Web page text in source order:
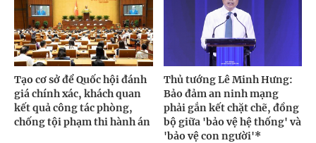
Tạo cơ sở để Quốc hội đánh
giá chính xác, khách quan
kết quả công tác phòng,
chống tội phạm thi hành án
Thủ tướng Lê Minh Hưng:
Bảo đảm an ninh mạng
phải gắn kết chặt chẽ, đồng
bộ giữa 'bảo vệ hệ thống' và
'bảo vệ con người'*